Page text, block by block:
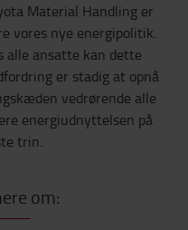
Material Handling er
vores nye energipolitik.
ansatte kan dette
er stadig at opnå
vedrørende alle
energiudnyttelsen på
trin.
om: